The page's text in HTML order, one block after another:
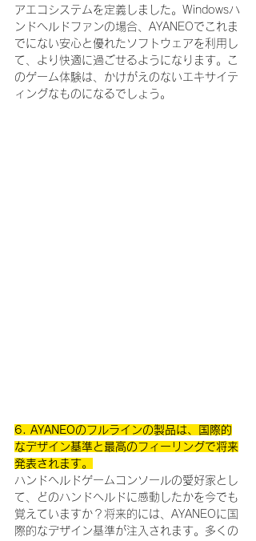
アエコシステムを定義しました。Windowsハ
ンドヘルドファンの場合、AYANEOでこれま
でにない安心と優れたソフトウェアを利用し
て、より快適に過ごせるようになります。こ
のゲーム体験は、かけがえのないエキサイテ
ィングなものになるでしょう。
6. AYANEOのフルラインの製品は、国際的
なデザイン基準と最高のフィーリングで将来
発表されます。
ハンドヘルドゲームコンソールの愛好家とし
て、どのハンドヘルドに感動したかを今でも
覚えていますか？将来的には、AYANEOに国
際的なデザイン基準が注入されます。多くの